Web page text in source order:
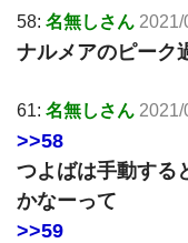
58: 名無しさん
ナルメアのピーク
61: 名無しさん
>>58
つよばは手動する
かなーって
>>59